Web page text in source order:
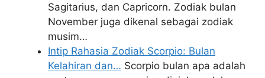
Sagitarius, dan Capricorn. Zodiak bulan
November juga dikenal sebagai zodiak
musim…
Intip Rahasia Zodiak Scorpio: Bulan
Kelahiran dan… Scorpio bulan apa adalah